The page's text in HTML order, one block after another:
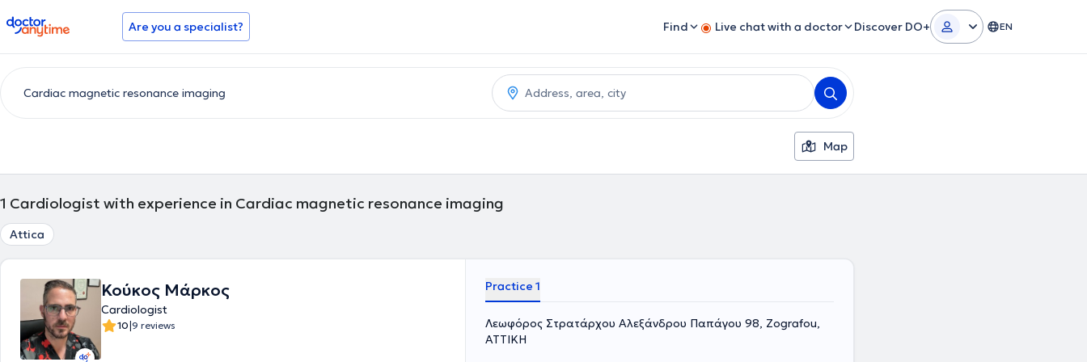
doctoranytime Are you a specialist? Find Live chat with a doctor Discover DO+ EN
Map
1 Cardiologist with experience in Cardiac magnetic resonance imaging
Attica
Κούκος Μάρκος
Cardiologist
10|9 reviews
Practice 1
Λεωφόρος Στρατάρχου Αλεξάνδρου Παπάγου 98, Zografou,
ΑΤΤΙΚΗ